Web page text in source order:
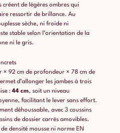
de légères ombres qui
ressortir de brillance. Au
sèche, ni froide ni
stable selon l’orientation de la
ni le gris.
× 92 cm de profondeur × 78 cm de
d’allonger les jambes à trois
: 44 cm, soit un niveau
facilitant le lever sans effort.
déhoussable, avec 3 coussins
de dossier carrés amovibles.
densité mousse ni norme EN